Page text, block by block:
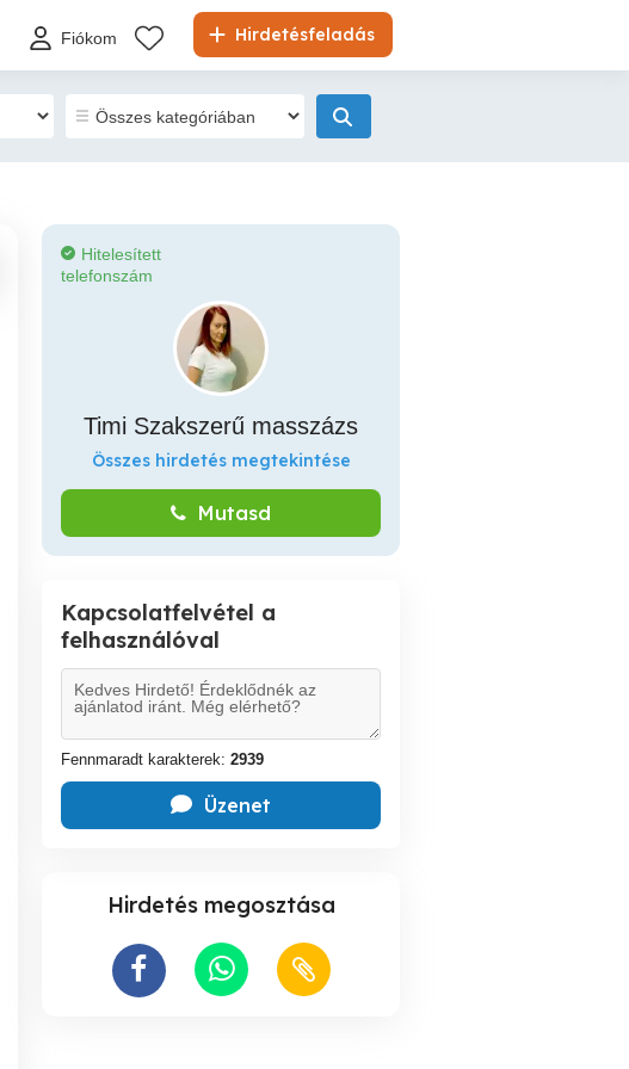
Hirdetésfeladás
Fiókom
Hitelesített
telefonszám
Timi Szakszerű masszázs
Összes hirdetés megtekintése
Mutasd
Kapcsolatfelvétel a
felhasználóval
Fennmaradt karakterek: 2939
Üzenet
Hirdetés megosztása